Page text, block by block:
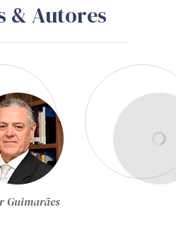
& Autores
Guimarães